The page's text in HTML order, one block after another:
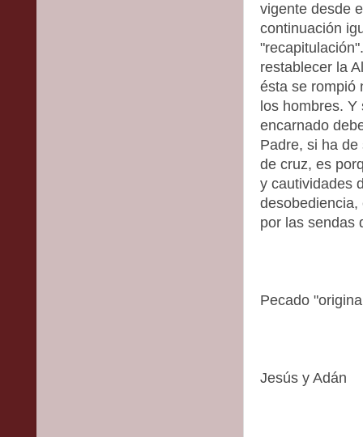
vigente desde
continuación
restablecer la
ésta se rompió
los hombres.
encarnado
Padre, si ha
de cruz, es
y cautividades
por las sendas
Pecado
Jesús y Adán